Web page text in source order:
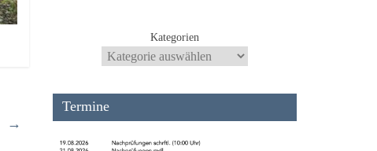
→
Kategorien
Termine